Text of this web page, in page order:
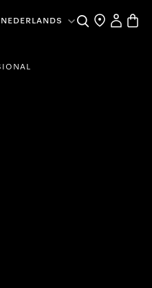
NEDERLANDS Wat zoek je?
Dealer zoeken
Mijn